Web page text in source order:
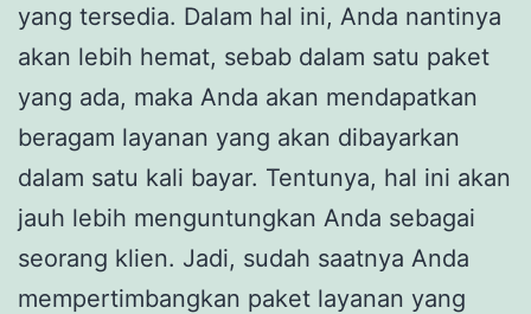
yang tersedia. Dalam hal ini, Anda nantinya
akan lebih hemat, sebab dalam satu paket
yang ada, maka Anda akan mendapatkan
beragam layanan yang akan dibayarkan
dalam satu kali bayar. Tentunya, hal ini akan
jauh lebih menguntungkan Anda sebagai
seorang klien. Jadi, sudah saatnya Anda
mempertimbangkan paket layanan yang